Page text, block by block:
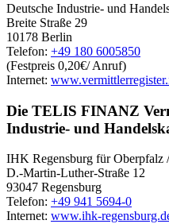
Deutsche Industrie- und
Breite Straße 29
10178 Berlin
Telefon: +49 180 6005850
(Festpreis 0,20€/ Anruf)
Internet:
Die TELIS FINANZ
Industrie- und
IHK Regensburg für Oberpfalz
D.-Martin-Luther-Straße 12
93047 Regensburg
Telefon: +49 941 5694-0
Internet: www.ihk-